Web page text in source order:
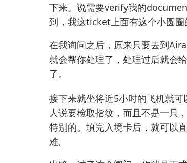
下来。说需要verify我的
到，我这ticket上面有这个小圆圈
在我询问之后，原来只要去到
就会帮你处理了，处理过后就会
了。
接下来就坐将近5小时的飞机就
人说要检取指纹，而且不是一只
特别的。填完入境卡后，就可以
难。